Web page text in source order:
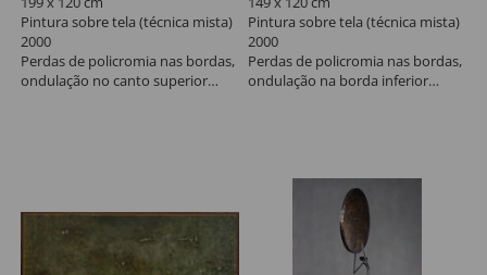
Pintura sobre tela (técnica mista)
2000
Perdas de policromia nas bordas,
ondulação no canto superior
Pintura sobre tela (técnica mista)
2000
Perdas de policromia nas bordas,
ondulação na borda inferior